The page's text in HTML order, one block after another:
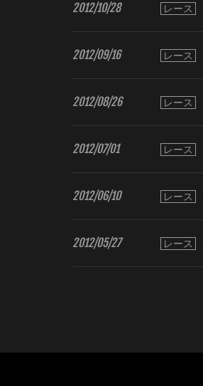
2012/10/28 レース
2012/09/16 レース
2012/08/26 レース
2012/07/01 レース
2012/06/10 レース
2012/05/27 レース